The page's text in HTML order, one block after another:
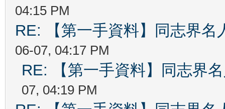
04:15 PM
RE: 【第一手資料】同志界名
06-07, 04:17 PM
RE: 【第一手資料】同志界
07, 04:19 PM